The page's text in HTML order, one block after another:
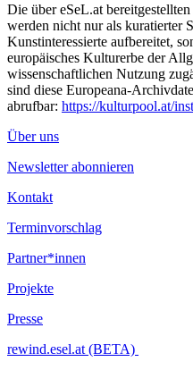
Die über eSeL.at
werden nicht nur als kuratierter
Kunstinteressierte aufbereitet,
europäisches Kulturerbe der
wissenschaftlichen Nutzung
sind diese Europeana-
abrufbar: https://kulturpool.at/
Über uns
Newsletter abonnieren
Kontakt
Terminvorschlag
Partner*innen
Projekte
Presse
rewind.esel.at (BETA)